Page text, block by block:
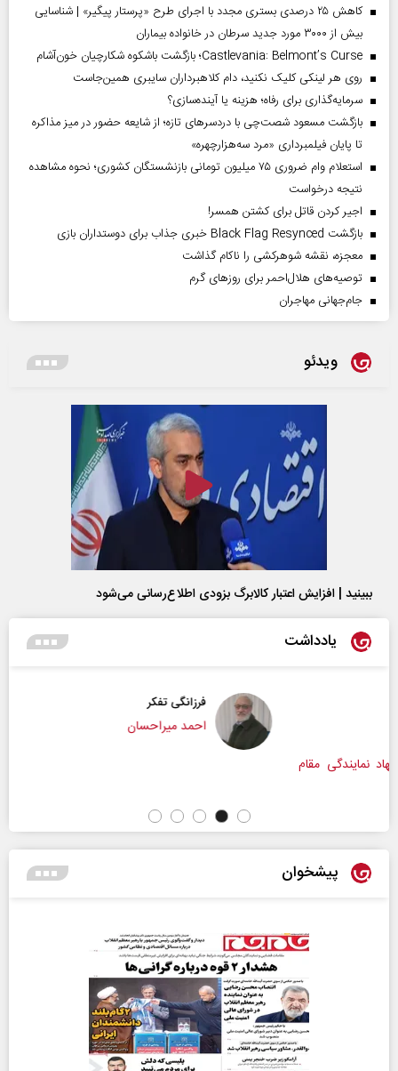
کاهش ۲۵ درصدی بستری مجدد با اجرای طرح «پرستار پیگیر» | شناسایی
بیش از ۳۰۰۰ مورد جدید سرطان در خانواده بیماران
Castlevania: Belmont’s Curse؛ بازگشت باشکوه شکارچیان خون‌آشام
روی هر لینکی کلیک نکنید، دام کلاهبرداران سایبری همین‌جاست
سرمایه‌گذاری برای رفاه؛ هزینه یا آینده‌سازی؟
بازگشت مسعود شصت‌چی با دردسر‌های تازه؛ از شایعه حضور در میز مذاکره
تا پایان فیلمبرداری «مرد سه‌هزارچهره»
استعلام وام ضروری ۷۵ میلیون تومانی بازنشستگان کشوری؛ نحوه مشاهده
نتیجه درخواست
اجیر کردن قاتل برای کشتن همسر!
بازگشت Black Flag Resynced خبری جذاب برای دوستداران بازی
معجزه، نقشه شوهرکشی را ناکام گذاشت
توصیه‌های هلال‌احمر برای روز‌های گرم
جام‌جهانی مهاجران
ویدئو
ببینید | افزایش اعتبار کالابرگ بزودی اطلاع‌رسانی می‌شود
یادداشت
فرزانگی تفکر
احمد میراحسان
پیشخوان